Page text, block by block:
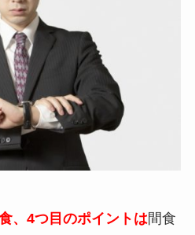
、 4つ目のポイントは間食